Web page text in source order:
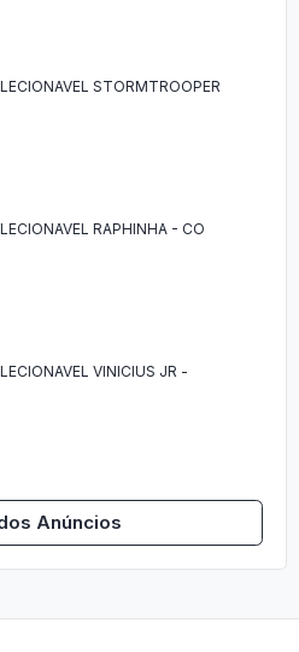
STORMTROOPER
RAPHINHA - CO
VINICIUS JR -
Anúncios